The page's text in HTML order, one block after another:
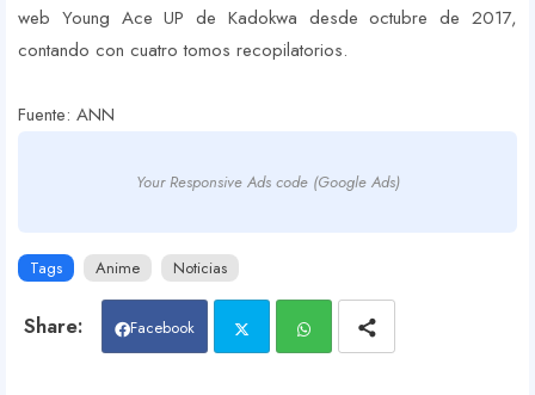
web Young Ace UP de Kadokwa desde octubre de 2017,
contando con cuatro tomos recopilatorios.
Fuente: ANN
Your Responsive Ads code (Google Ads)
Tags Anime Noticias
Facebook